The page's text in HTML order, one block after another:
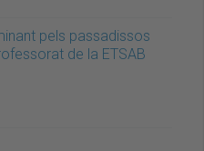
pels passadissos
de la ETSAB